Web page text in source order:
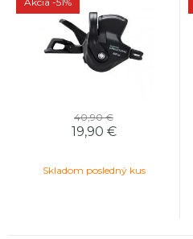
40,90 €
19,90 €
Skladom posledný kus